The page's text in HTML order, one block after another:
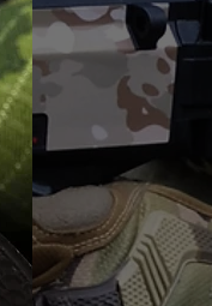
est indispensable. Un
un sèche cheveux sera
de votre Skin. Voir la